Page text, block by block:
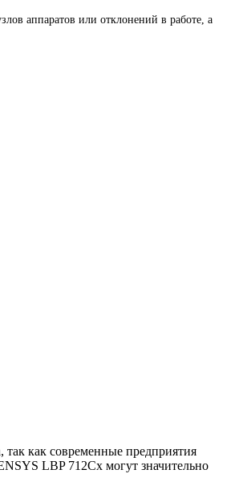
аппаратов или отклонений в работе, а
как современные предприятия
LBP 712Cx могут значительно